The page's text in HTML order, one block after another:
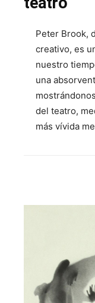
Peter Brook,
creativo, es
nuestro
una
del teatro,
más vívida